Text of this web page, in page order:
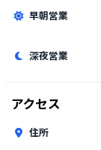
早朝営業
深夜営業
アクセス
住所